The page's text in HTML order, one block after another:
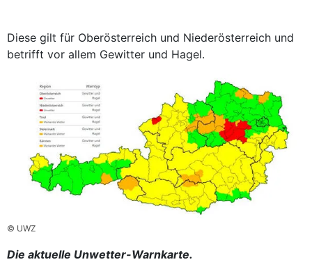
Diese gilt für Oberösterreich und Niederösterreich und
betrifft vor allem Gewitter und Hagel.
© UWZ
Die aktuelle Unwetter-Warnkarte.